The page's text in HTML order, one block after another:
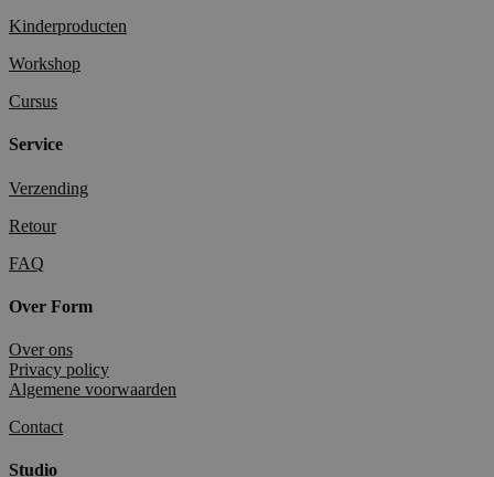
Kinderproducten
Workshop
Cursus
Service
Verzending
Retour
FAQ
Over Form
Over ons
Privacy policy
Algemene voorwaarden
Contact
Studio